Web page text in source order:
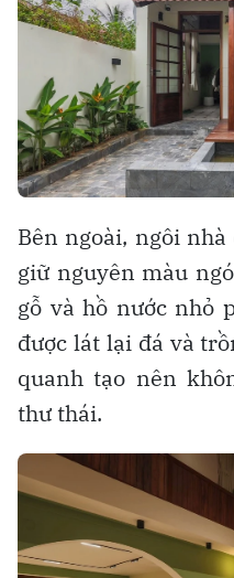
Bên ngoài, ngôi
giữ nguyên màu
gỗ và hồ nước nhỏ
được lát lại đá và
quanh tạo nên
thư thái.